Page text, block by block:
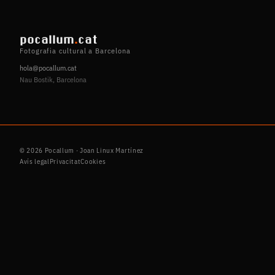
pocallum.cat
Fotografia cultural a Barcelona
hola@pocallum.cat
Nau Bostik, Barcelona
© 2026 Pocallum · Joan Linux Martínez
Avís legalPrivacitatCookies